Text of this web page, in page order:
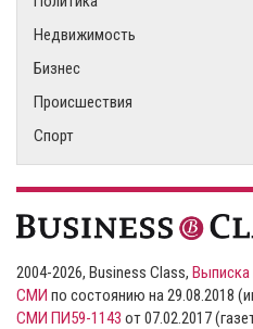
Недвижимость
Бизнес
Происшествия
Спорт
2004-2026, Business Class, Выписка
СМИ по состоянию на 29.08.2018
СМИ ПИ59-1143 от 07.02.2017